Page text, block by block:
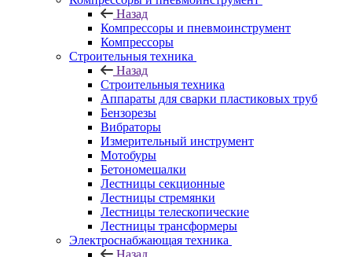
Назад
Компрессоры и пневмоинструмент
Компрессоры
Строительныя техника
Назад
Строительныя техника
Аппараты для сварки пластиковых труб
Бензорезы
Вибраторы
Измерительный инструмент
Мотобуры
Бетономешалки
Лестницы секционные
Лестницы стремянки
Лестницы телескопические
Лестницы трансформеры
Электроснабжающая техника
Назад